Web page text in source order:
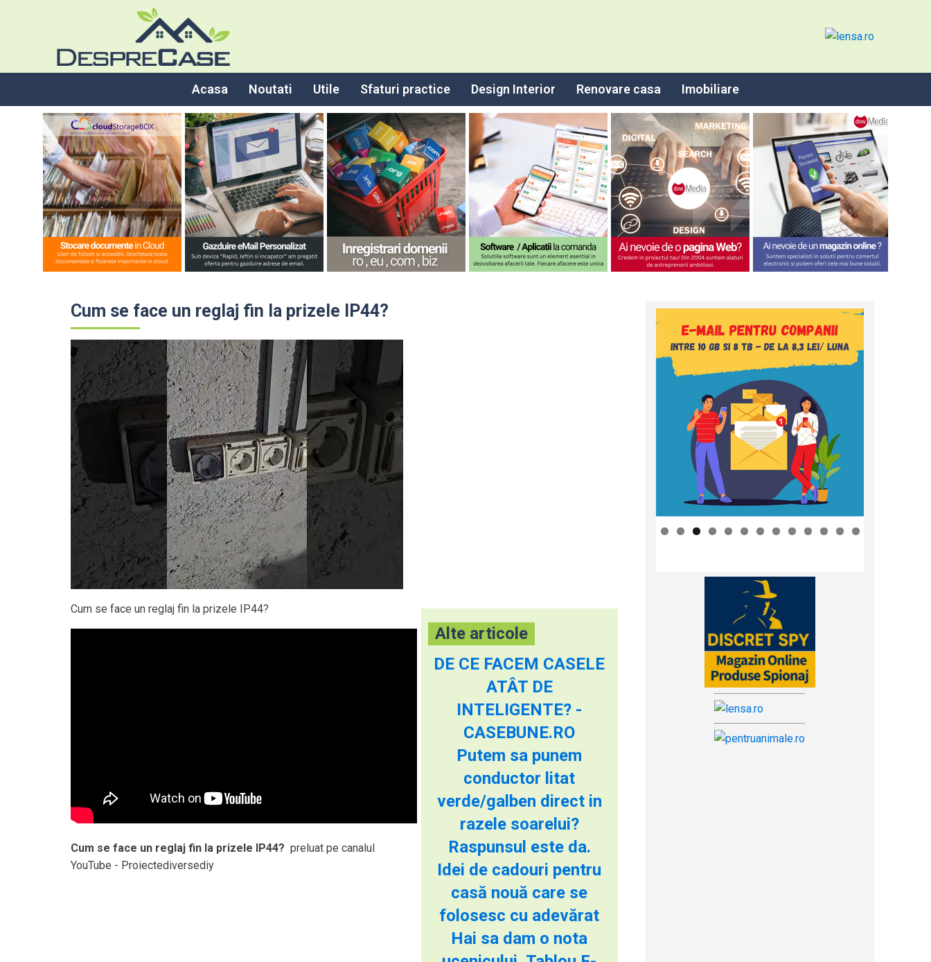
Acasa Noutati Utile Sfaturi practice Design Interior Renovare casa Imobiliare
Cum se face un reglaj fin la prizele IP44?
Cum se face un reglaj fin la prizele IP44?
Cum se face un reglaj fin la prizele IP44? preluat pe canalul
YouTube - Proiectediversediy
Alte articole
DE CE FACEM CASELE
ATÂT DE
INTELIGENTE? -
CASEBUNE.RO
Putem sa punem
conductor litat
verde/galben direct in
razele soarelui?
Raspunsul este da.
Idei de cadouri pentru
casă nouă care se
folosesc cu adevărat
Hai sa dam o nota